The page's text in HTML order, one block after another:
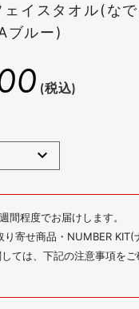
ェイスタオル(な
ブルー)
(税込)
間程度でお届けします。
り寄せ商品・NUMBER KIT(
ては、下記の注意事項をご